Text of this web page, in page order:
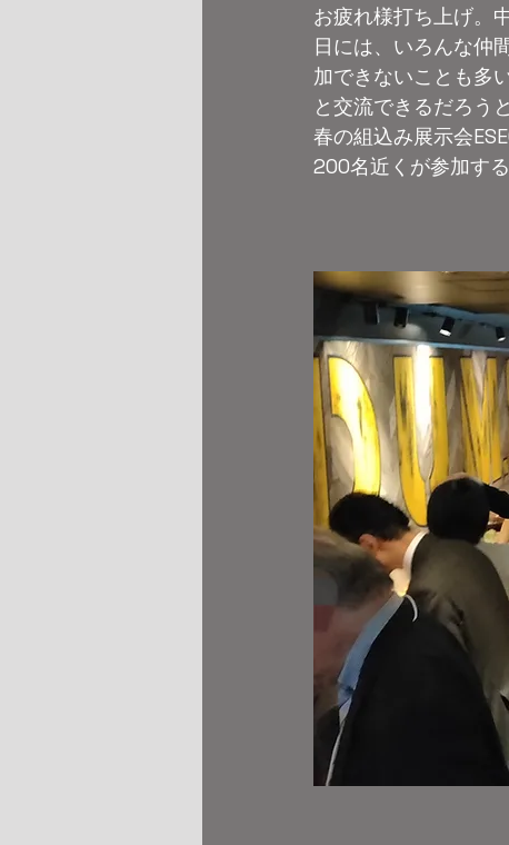
お疲れ様打ち上げ。
日には、いろんな仲
加できないことも多
と交流できるだろう
春の組込み展示会
200名近くが参加す